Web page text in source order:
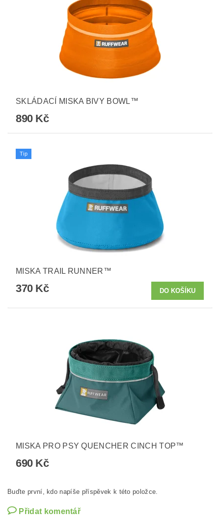
SKLÁDACÍ MISKA BIVY BOWL™
890 Kč
Tip
MISKA TRAIL RUNNER™
370 Kč
MISKA PRO PSY QUENCHER CINCH TOP™
690 Kč
Buďte první, kdo napíše příspěvek k této položce.
Přidat komentář